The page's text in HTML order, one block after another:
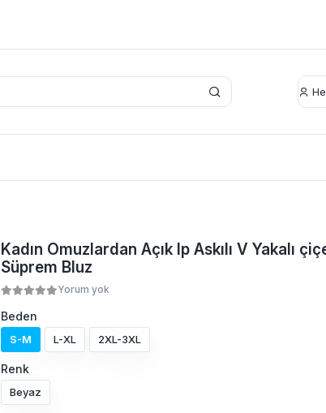
Kadın Omuzlardan Açık Ip Askılı V Yakalı
Süprem Bluz
Yorum yok
Beden
S-M L-XL 2XL-3XL
Renk
Beyaz